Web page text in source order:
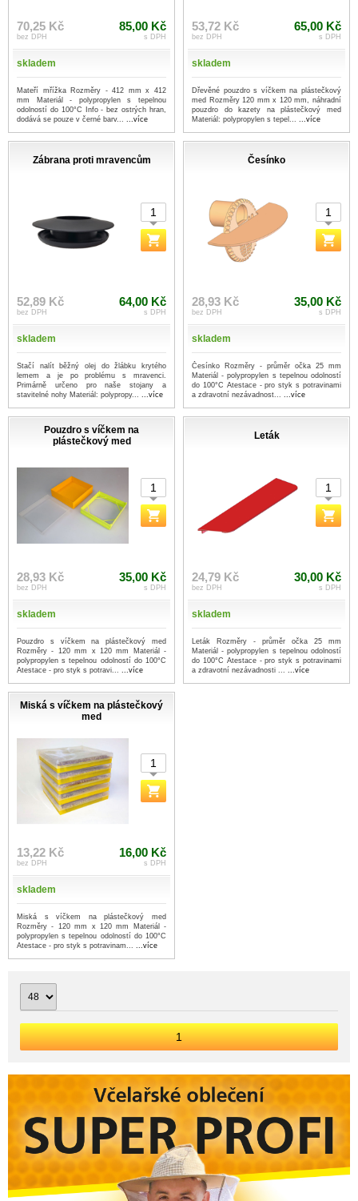
70,25 Kč
bez DPH
85,00 Kč
s DPH
skladem
Mateří mřížka Rozměry - 412 mm x 412
mm Materiál - polypropylen s tepelnou
odolností do 100°C Info - bez ostrých hran,
dodává se pouze v černé barv... ...více
53,72 Kč
bez DPH
65,00 Kč
s DPH
skladem
Dřevěné pouzdro s víčkem na plástečkový
med Rozměry 120 mm x 120 mm, náhradní
pouzdro do kazety na plástečkový med
Materiál: polypropylen s tepel... ...více
Zábrana proti mravencům
52,89 Kč
bez DPH
64,00 Kč
s DPH
skladem
Stačí nalít běžný olej do žlábku krytého
lemem a je po problému s mravenci.
Primárně určeno pro naše stojany a
stavitelné nohy Materiál: polypropy... ...více
Česínko
28,93 Kč
bez DPH
35,00 Kč
s DPH
skladem
Česínko Rozměry - průměr očka 25 mm
Materiál - polypropylen s tepelnou odolností
do 100°C Atestace - pro styk s potravinami
a zdravotní nezávadnost... ...více
Pouzdro s víčkem na
plástečkový med
28,93 Kč
bez DPH
35,00 Kč
s DPH
skladem
Pouzdro s víčkem na plástečkový med
Rozměry - 120 mm x 120 mm Materiál -
polypropylen s tepelnou odolností do 100°C
Atestace - pro styk s potravi... ...více
Leták
24,79 Kč
bez DPH
30,00 Kč
s DPH
skladem
Leták Rozměry - průměr očka 25 mm
Materiál - polypropylen s tepelnou odolností
do 100°C Atestace - pro styk s potravinami
a zdravotní nezávadnosti ... ...více
Miská s víčkem na plástečkový
med
13,22 Kč
bez DPH
16,00 Kč
s DPH
skladem
Miská s víčkem na plástečkový med
Rozměry - 120 mm x 120 mm Materiál -
polypropylen s tepelnou odolností do 100°C
Atestace - pro styk s potravinam... ...více
1